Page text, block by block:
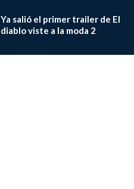
Ya salió el primer trailer de El
diablo viste a la moda 2